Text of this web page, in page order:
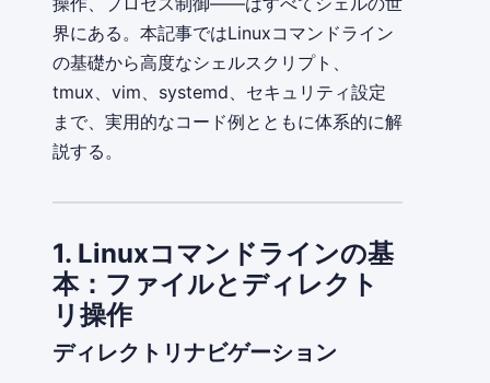
界にある。本記事ではLinuxコマンドライン
の基礎から高度なシェルスクリプト、
tmux、vim、systemd、セキュリティ設定
まで、実用的なコード例とともに体系的に解
説する。
1. Linuxコマンドラインの基
本：ファイルとディレクト
リ操作
ディレクトリナビゲーション